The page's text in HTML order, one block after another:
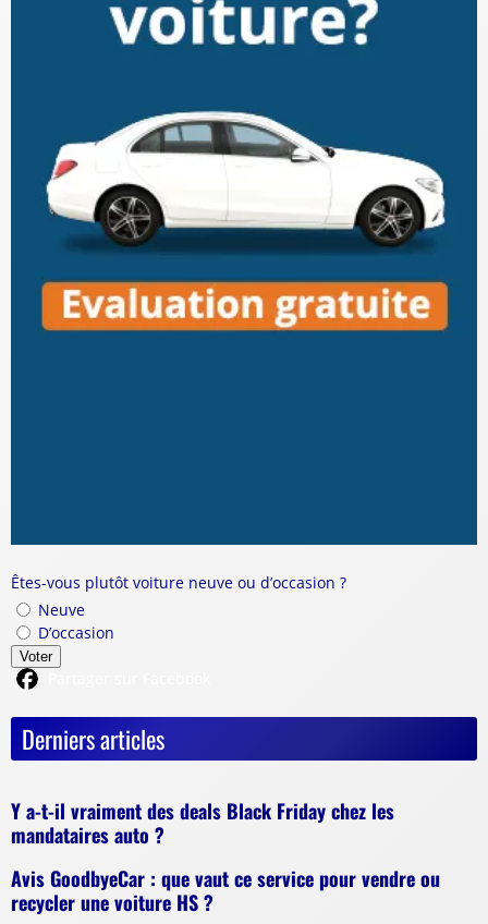
Êtes-vous plutôt voiture neuve ou d’occasion ?
Neuve
D’occasion
Voter
Derniers articles
Y a-t-il vraiment des deals Black Friday chez les
mandataires auto ?
Avis GoodbyeCar : que vaut ce service pour vendre ou
recycler une voiture HS ?